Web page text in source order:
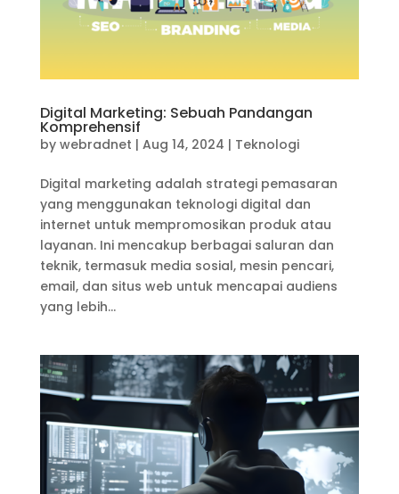
Digital Marketing: Sebuah Pandangan
Komprehensif
by webradnet | Aug 14, 2024 | Teknologi
Digital marketing adalah strategi pemasaran
yang menggunakan teknologi digital dan
internet untuk mempromosikan produk atau
layanan. Ini mencakup berbagai saluran dan
teknik, termasuk media sosial, mesin pencari,
email, dan situs web untuk mencapai audiens
yang lebih...